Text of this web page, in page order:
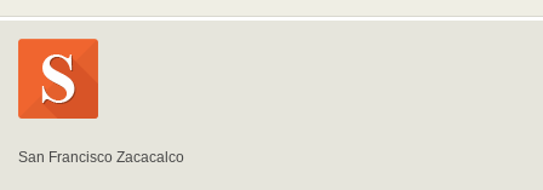
San Francisco Zacacalco